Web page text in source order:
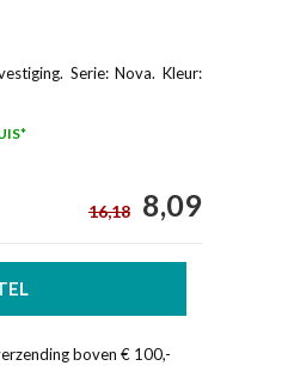
Serie: Nova. Kleur:
16,18 8,09
boven € 100,-